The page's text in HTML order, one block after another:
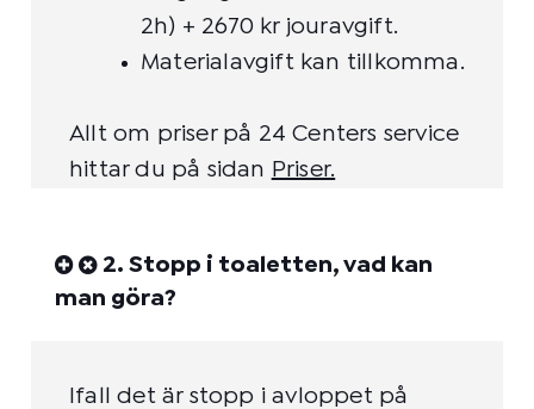
2h) + 2670 kr jouravgift.
Materialavgift kan tillkomma.
Allt om priser på 24 Centers service
hittar du på sidan Priser.
2. Stopp i toaletten, vad kan
man göra?
Ifall det är stopp i avloppet på